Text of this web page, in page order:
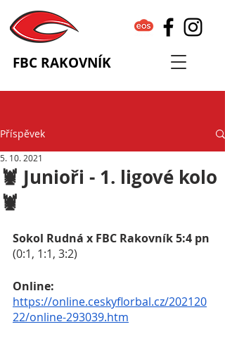
FBC RAKOVNÍK
Příspěvek
🦞 Junioři - 1. ligové kolo
🦞
5. 10. 2021
Sokol Rudná x FBC Rakovník 5:4 pn
(0:1, 1:1, 3:2)
Online:
https://online.ceskyflorbal.cz/202120
22/online-293039.htm